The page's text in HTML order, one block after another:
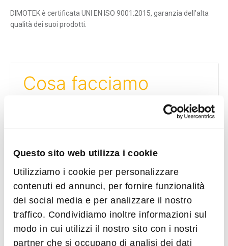
Questo sito web utilizza i cookie
Utilizziamo i cookie per personalizzare
contenuti ed annunci, per fornire funzionalità
dei social media e per analizzare il nostro
traffico. Condividiamo inoltre informazioni sul
modo in cui utilizzi il nostro sito con i nostri
partner che si occupano di analisi dei dati
DIMOTEK è certificata UNI EN ISO 9001:2015, garanzia dell’alta
qualità dei suoi prodotti.
Cosa facciamo
DIMOTEK svolge oggi la duplice attività di produttore e di
Dispone inoltre delle competenze e delle attrezzature
le consente di produrre e lavorare meccanicamente
particolari composti da materiali differenti.
SCOPRI DI PIÙ
Questo sito è protetto da reCAPTCHA
e si applicano le norme sulla